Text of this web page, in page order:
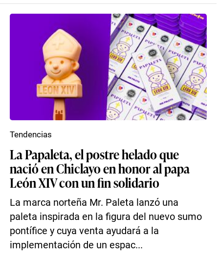
La Papaleta, el postre helado que
nació en Chiclayo en honor al papa
León XIV con un fin solidario
La marca norteña Mr. Paleta lanzó una
paleta inspirada en la figura del nuevo sumo
pontífice y cuya venta ayudará a la
implementación de un espac...
Tendencias